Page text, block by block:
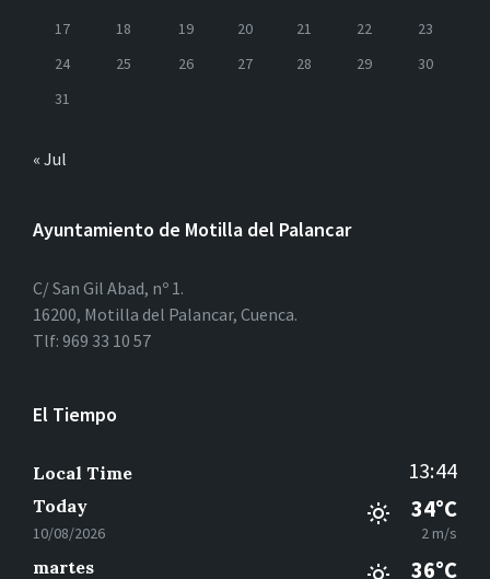
17
18 19 20 21 22
23
24
25 26 27 28 29
30
31
« Jul
Ayuntamiento de Motilla del Palancar
C/ San Gil Abad, nº 1.
16200, Motilla del Palancar, Cuenca.
Tlf: 969 33 10 57
El Tiempo
Local Time 13:44
Today
10/08/2026
34°C
2 m/s
martes 36°C